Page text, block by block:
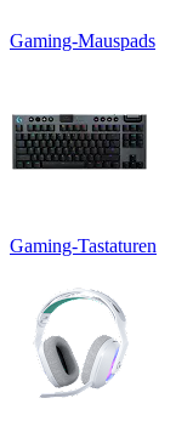
Gaming-Mauspads
Gaming-Tastaturen